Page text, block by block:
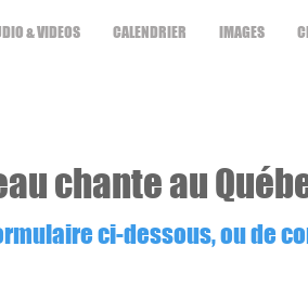
& VIDEOS CALENDRIER IMAGES
chante au
ci-dessous, ou de